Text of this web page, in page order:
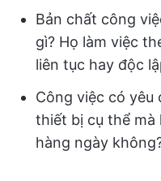
Bản chất công
gì? Họ làm việc
liên tục hay độc
Công việc có yêu
thiết bị cụ thể mà
hàng ngày